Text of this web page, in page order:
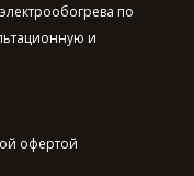
по
и
офертой